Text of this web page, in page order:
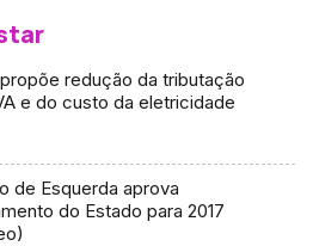
redução da tributação
e do custo da eletricidade
de Esquerda aprova
do Estado para 2017